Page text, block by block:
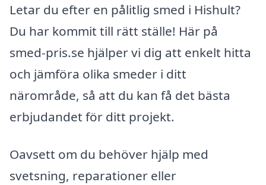
Letar du efter en pålitlig smed i Hishult?
Du har kommit till rätt ställe! Här på
smed-pris.se hjälper vi dig att enkelt hitta
och jämföra olika smeder i ditt
närområde, så att du kan få det bästa
erbjudandet för ditt projekt.
Oavsett om du behöver hjälp med
svetsning, reparationer eller